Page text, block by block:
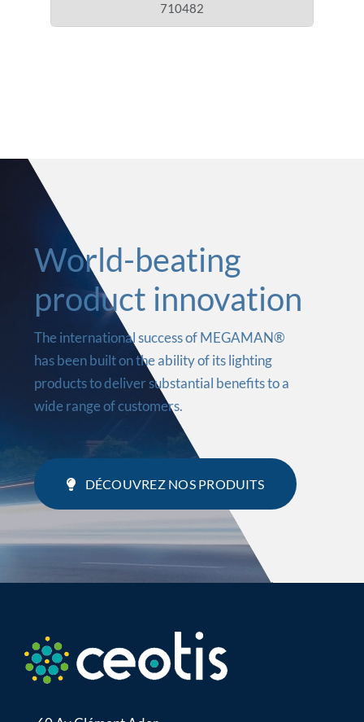
710482
World-beating
product innovation
The international success of MEGAMAN®
has been built on the ability of its lighting
products to deliver substantial benefits to a
wide range of customers.
DÉCOUVREZ NOS PRODUITS